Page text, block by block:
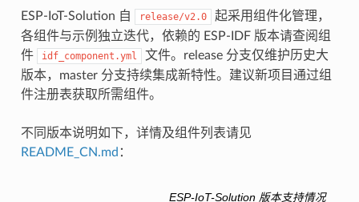
ESP-IoT-Solution 自 release/v2.0
起采用组件化管理，
各组件与示例独立迭代，依赖的 ESP-IDF 版本请查阅组
件
idf_component.yml
文件。release 分支仅维护历史大
版本，master 分支持续集成新特性。建议新项目通过组
件注册表获取所需组件。
不同版本说明如下，详情及组件列表请见
README_CN.md ：
ESP-IoT-Solution 版本支持情况